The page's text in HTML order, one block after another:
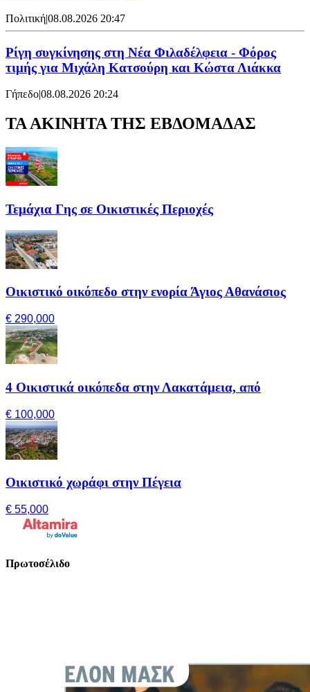
Πολιτική|08.08.2026 20:47
Ρίγη συγκίνησης στη Νέα Φιλαδέλφεια - Φόρος
τιμής για Μιχάλη Κατσούρη και Κώστα Λιάκκα
Γήπεδο|08.08.2026 20:24
ΤΑ ΑΚΙΝΗΤΑ ΤΗΣ ΕΒΔΟΜΑΔΑΣ
Τεμάχια Γης σε Οικιστικές Περιοχές
Οικιστικό οικόπεδο στην ενορία Άγιος Αθανάσιος
€ 290,000
4 Οικιστικά οικόπεδα στην Λακατάμεια, από
€ 100,000
Οικιστικό χωράφι στην Πέγεια
€ 55,000
Πρωτοσέλιδο